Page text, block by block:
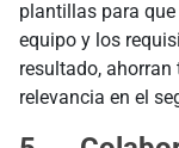
plantillas para
equipo y los
resultado,
relevancia en el